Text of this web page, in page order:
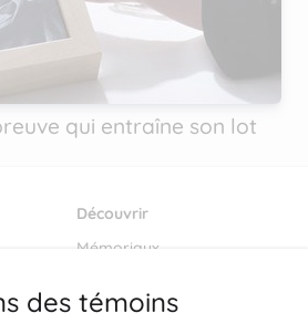
qui entraîne son lot
Découvrir
Mémoriaux
Blogs
des témoins